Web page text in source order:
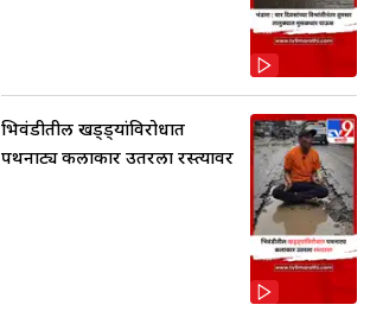
भिवंडीतील खड्ड्यांविरोधात
पथनाट्य कलाकार उतरला रस्त्यावर